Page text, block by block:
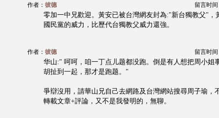
作者： 彼德 留言时间
零加一中兄歡迎。黃安已被台灣網友封為:"新台獨教父"，
國民黨的威力，比歷代台獨教父威力還強。
作者： 彼德 留言时间
华山:" 呵呵，咱一丁点儿题都没跑。倒是有人想把周小姐
胡扯到一起，那才是跑题。"
爭辯沒用，請華山兄自己去網路及台灣網站搜尋周子瑜，
轉載文章+評論，又不是我發明的，無聊。